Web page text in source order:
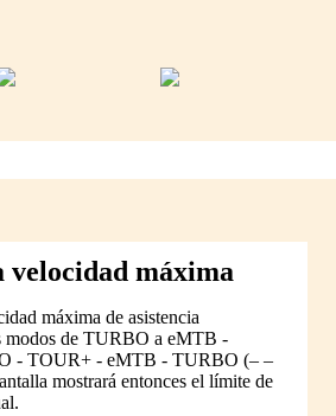
velocidad máxima
máxima de asistencia
modos de TURBO a eMTB -
- TOUR+ - eMTB - TURBO (– –
mostrará entonces el límite de